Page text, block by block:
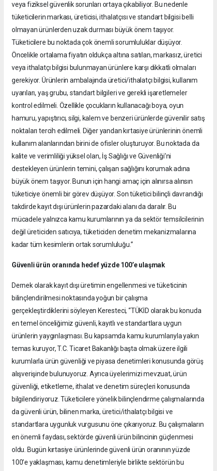
veya fiziksel güvenlik sorunları ortaya çıkabiliyor. Bu nedenle
tüketicilerin markası, üreticisi, ithalatçısı ve standart bilgisi belli
olmayan ürünlerden uzak durması büyük önem taşıyor.
Tüketicilere bu noktada çok önemli sorumluluklar düşüyor.
Öncelikle ortalama fiyatın oldukça altına satılan, markasız, üretici
veya ithalatçı bilgisi bulunmayan ürünlere karşı dikkatli olmaları
gerekiyor. Ürünlerin ambalajında üretici/ithalatçı bilgisi, kullanım
uyarıları, yaş grubu, standart bilgileri ve gerekli işaretlemeler
kontrol edilmeli. Özellikle çocukların kullanacağı boya, oyun
hamuru, yapıştırıcı, silgi, kalem ve benzeri ürünlerde güvenilir satış
noktaları tercih edilmeli. Diğer yandan kırtasiye ürünlerinin önemli
kullanım alanlarından birini de ofisler oluşturuyor. Bu noktada da
kalite ve verimliliği yüksel olan, İş Sağlığı ve Güvenliği’ni
destekleyen ürünlerin temini, çalışan sağlığını korumak adına
büyük önem taşıyor. Bunun için hangi amaç için alınırsa alınsın
tüketiciye önemli bir görev düşüyor. Son tüketici bilinçli davrandığı
takdirde kayıt dışı ürünlerin pazardaki alanı da daralır. Bu
mücadele yalnızca kamu kurumlarının ya da sektör temsilcilerinin
değil üreticiden satıcıya, tüketiciden denetim mekanizmalarına
kadar tüm kesimlerin ortak sorumluluğu.”
Güvenli ürün oranında hedef yüzde 100’e ulaşmak
Dernek olarak kayıt dışı üretimin engellenmesi ve tüketicinin
bilinçlendirilmesi noktasında yoğun bir çalışma
gerçekleştirdiklerini söyleyen Keresteci, “TÜKİD olarak bu konuda
en temel önceliğimiz güvenli, kayıtlı ve standartlara uygun
ürünlerin yaygınlaşması. Bu kapsamda kamu kurumlarıyla yakın
temas kuruyor, T.C. Ticaret Bakanlığı başta olmak üzere ilgili
kurumlarla ürün güvenliği ve piyasa denetimleri konusunda görüş
alışverişinde bulunuyoruz. Ayrıca üyelerimizi mevzuat, ürün
güvenliği, etiketleme, ithalat ve denetim süreçleri konusunda
bilgilendiriyoruz. Tüketicilere yönelik bilinçlendirme çalışmalarında
da güvenli ürün, bilinen marka, üretici/ithalatçı bilgisi ve
standartlara uygunluk vurgusunu öne çıkarıyoruz. Bu çalışmaların
en önemli faydası, sektörde güvenli ürün bilincinin güçlenmesi
oldu. Bugün kırtasiye ürünlerinde güvenli ürün oranının yüzde
100’e yaklaşması, kamu denetimleriyle birlikte sektörün bu